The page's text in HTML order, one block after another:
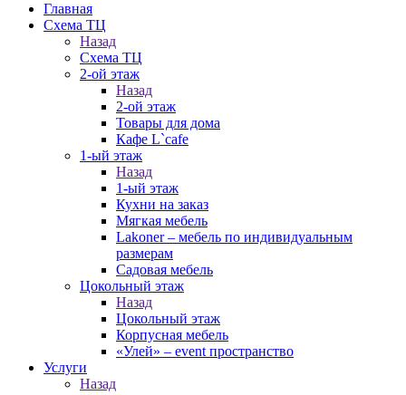
Главная
Схема ТЦ
Назад
Схема ТЦ
2-ой этаж
Назад
2-ой этаж
Товары для дома
Кафе L`cafe
1-ый этаж
Назад
1-ый этаж
Кухни на заказ
Мягкая мебель
Lakoner – мебель по индивидуальным
размерам
Садовая мебель
Цокольный этаж
Назад
Цокольный этаж
Корпусная мебель
«Улей» – event пространство
Услуги
Назад